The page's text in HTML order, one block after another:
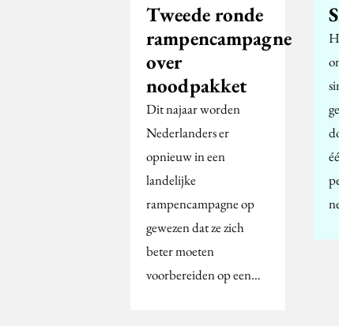
Tweede ronde
rampencampagne
over
noodpakket
Dit najaar worden
Nederlanders er
opnieuw in een
landelijke
rampencampagne op
gewezen dat ze zich
beter moeten
voorbereiden op een…